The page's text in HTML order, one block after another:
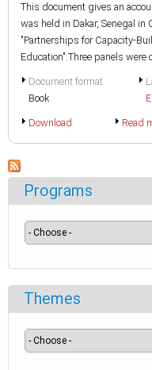
This document gives an
was held in Dakar, Senegal in
"Partnerships for Capacity-
Education".Three panels
Document format
Book
Download Read
Programs
Themes